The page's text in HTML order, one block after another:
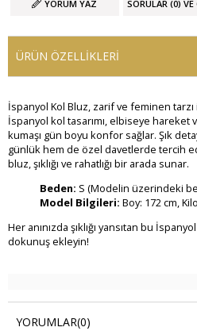
YORUM YAZ SORULAR (0) VE
ÜRÜN ÖZELLIKLERI
İspanyol Kol Bluz, zarif ve feminen tarzı
İspanyol kol tasarımı, elbiseye
kumaşı gün boyu konfor sağlar. Şık
günlük hem de özel davetlerde tercih
bluz, şıklığı ve rahatlığı bir arada sunar.
Beden: S (Modelin üzerindeki
Model Bilgileri: Boy: 172 cm,
Her anınızda şıklığı yansıtan bu
dokunuş ekleyin!
YORUMLAR(0)